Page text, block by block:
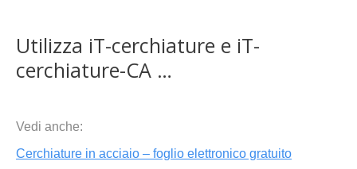
Utilizza iT-cerchiature e iT-
cerchiature-CA …
Vedi anche:
Cerchiature in acciaio – foglio elettronico gratuito